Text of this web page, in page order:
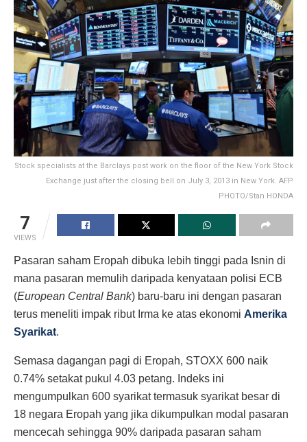
Stock specialists at the Barclays post work on the floor of the New York Stock
Exchange just after the closing bell on July 3, 2013 in New York. AFP
PHOTO/Stan HONDA
7
VIEWS
Pasaran saham Eropah dibuka lebih tinggi pada Isnin di
mana pasaran memulih daripada kenyataan polisi ECB
(European Central Bank) baru-baru ini dengan pasaran
terus meneliti impak ribut Irma ke atas ekonomi Amerika
Syarikat.
Semasa dagangan pagi di Eropah, STOXX 600 naik
0.74% setakat pukul 4.03 petang. Indeks ini
mengumpulkan 600 syarikat termasuk syarikat besar di
18 negara Eropah yang jika dikumpulkan modal pasaran
mencecah sehingga 90% daripada pasaran saham